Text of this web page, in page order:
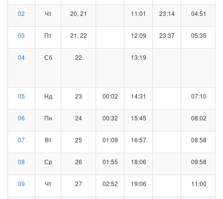
02 Чт 20, 21 11:01 23:14 04:51
03 Пт 21, 22 12:09 23:37 05:35
04 Сб 22 13:19
05 Нд 23 00:02 14:31 07:10
06 Пн 24 00:32 15:45 08:02
07 Вт 25 01:09 16:57 08:58
08 Ср 26 01:55 18:06 09:58
09 Чт 27 02:52 19:06 11:00